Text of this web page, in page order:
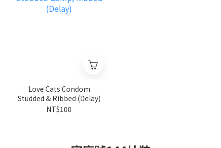
Love Cats Condom
Studded & Ribbed (Delay)
NT$100